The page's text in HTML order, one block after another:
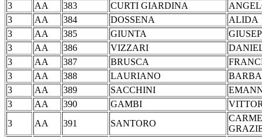
3
AA 383 CURTI GIARDINA
3
AA 384 DOSSENA
3
AA 385 GIUNTA
3
AA 386 VIZZARI
3
AA 387 BRUSCA
3
AA 388 LAURIANO
3
AA 389 SACCHINI
3
AA 390 GAMBI
3
AA 391 SANTORO